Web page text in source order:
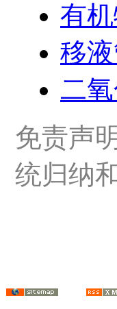
有
移
二
免责声
统归纳